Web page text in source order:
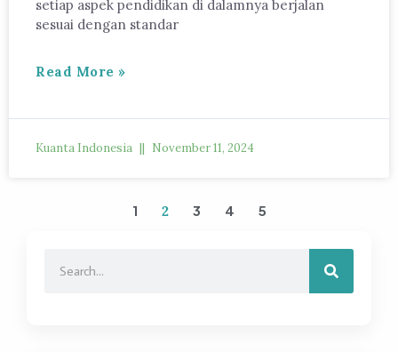
setiap aspek pendidikan di dalamnya berjalan
sesuai dengan standar
Read More »
Kuanta Indonesia November 11, 2024
1 2 3 4 5